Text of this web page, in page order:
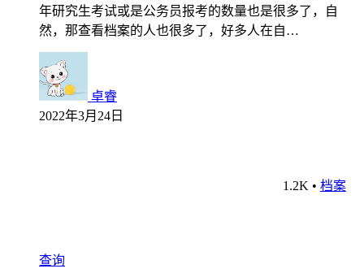
年研究生考试或是公务员报考的数量也是很多了，自
然，那查看档案的人也很多了，好多人在自…
卓睿
2022年3月24日
1.2K • 档案
查询